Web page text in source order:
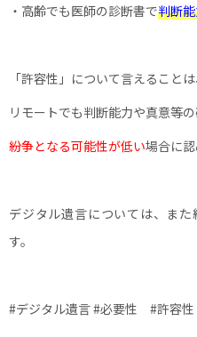
・高齢でも医師の診断書で判断
「許容性」について言えることは
リモートでも判断能力や真意等の
紛争となる可能性が低い場合に
デジタル遺言については、ま
す。
#デジタル遺言 #必要性 #許容